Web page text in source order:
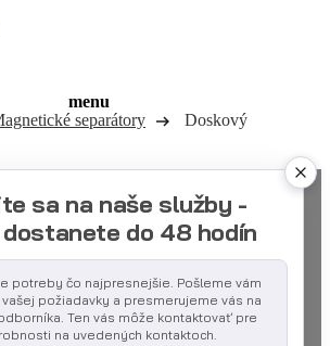
menu
separátory
Doskový
sa na naše služby -
do 48 hodín
potreby čo najpresnejšie. Pošleme vám
požiadavky a presmerujeme vás na
Ten vás môže kontaktovať pre
na uvedených kontaktoch.